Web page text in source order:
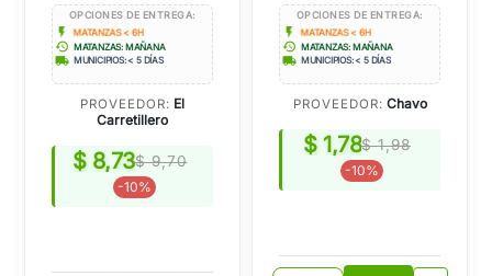
OPCIONES DE ENTREGA:
flash_on MATANZAS < 6H
history MATANZAS: MAÑANA
local_shipping MUNICIPIOS: < 5 DÍAS
PROVEEDOR: El
Carretillero
$ 8,73$ 9,70
-10%
OPCIONES DE ENTREGA:
flash_on MATANZAS < 6H
history MATANZAS: MAÑANA
local_shipping MUNICIPIOS: < 5 DÍAS
PROVEEDOR: Chavo
$ 1,78$ 1,98
-10%